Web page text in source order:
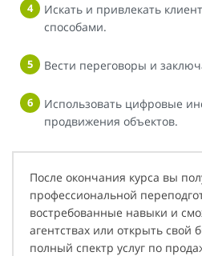
Искать и привлекать
способами.
Вести переговоры и
Использовать цифровые
продвижения объектов.
После окончания курса вы
профессиональной
востребованные навыки и
агентствах или открыть свой
полный спектр услуг по